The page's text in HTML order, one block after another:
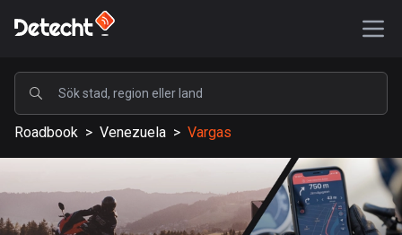
POPULÄRA
USA
588248 rutter
Sverige
203806 rutter
Roadbook > Venezuela > Vargas